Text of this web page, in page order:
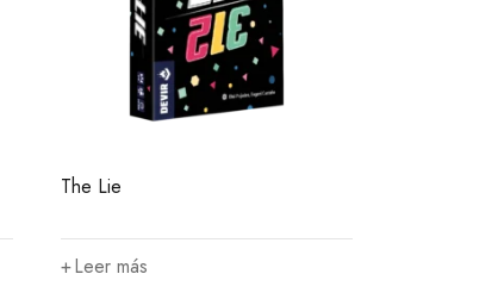
The Lie
Leer más